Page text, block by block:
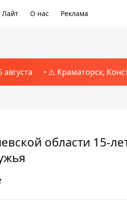
Лайт О нас Реклама
⚠️ Краматорск,
области 15-